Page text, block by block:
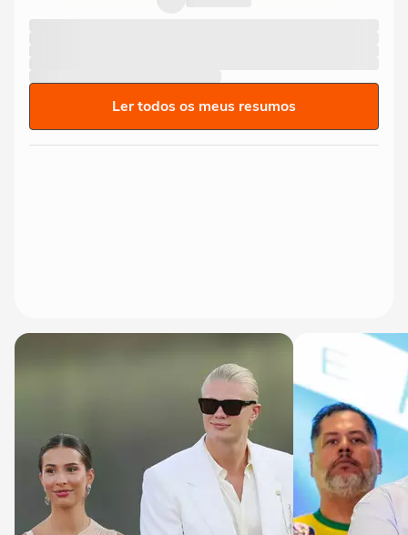
Ler todos os meus resumos